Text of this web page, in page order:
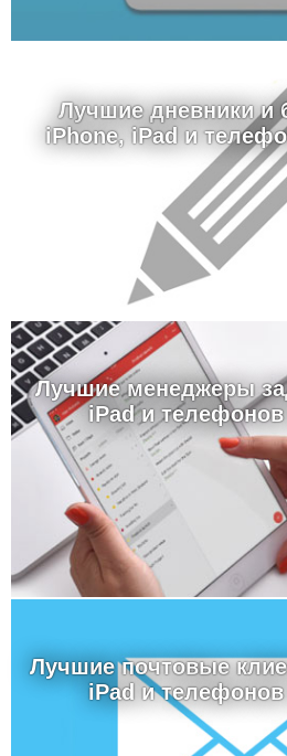
Лучшие дневники и
iPhone, iPad и
Лучшие менеджеры
iPad и
Лучшие почтовые
iPad и